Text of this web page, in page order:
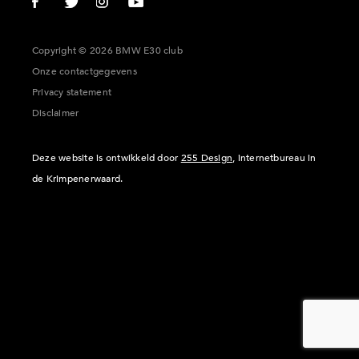
Copyright © 2026 BMW E30 club
Onze contactgegevens
Privacy statement
Disclaimer
Deze website is ontwikkeld door 255 Design, internetbureau in
de Krimpenerwaard.